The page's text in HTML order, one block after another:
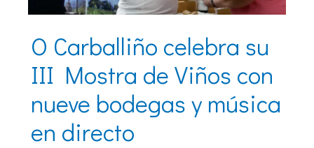
O Carballiño celebra su
III Mostra de Viños con
nueve bodegas y música
en directo